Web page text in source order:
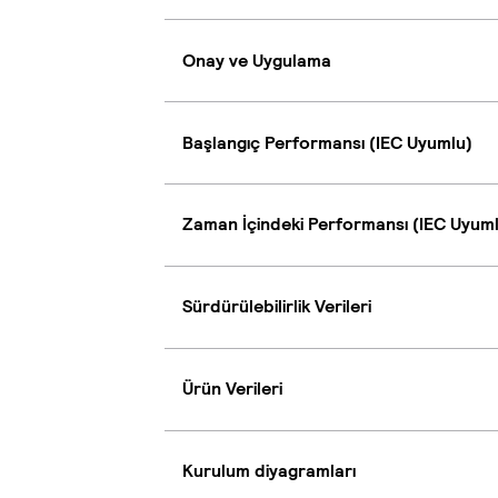
Onay ve Uygulama
Başlangıç Performansı (IEC Uyumlu)
Zaman İçindeki Performansı (IEC
Sürdürülebilirlik Verileri
Ürün Verileri
Kurulum diyagramları